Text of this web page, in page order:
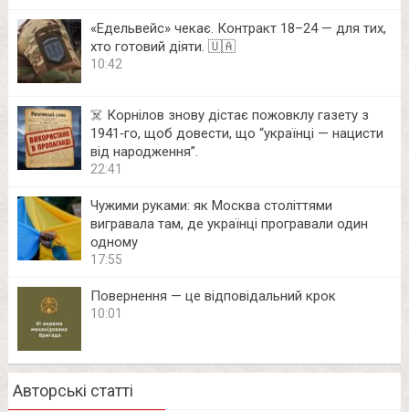
«Едельвейс» чекає. Контракт 18–24 — для тих,
хто готовий діяти. 🇺🇦
10:42
☠️ Корнілов знову дістає пожовклу газету з
1941‑го, щоб довести, що “українці — нацисти
від народження”.
22:41
Чужими руками: як Москва століттями
вигравала там, де українці програвали один
одному
17:55
Повернення — це відповідальний крок
10:01
Авторські статті